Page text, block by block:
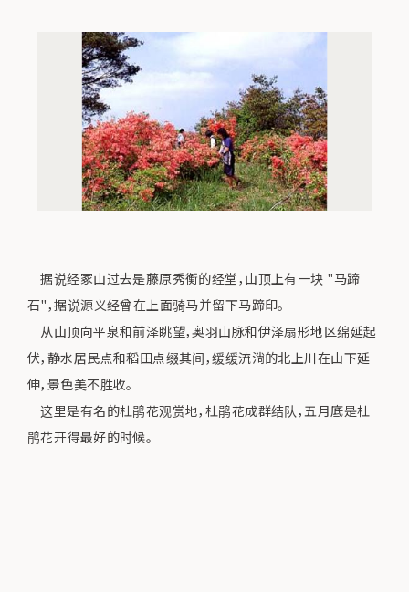
据说经冢山过去是藤原秀衡的经堂，山顶上有一块 "马蹄
石"，据说源义经曾在上面骑马并留下马蹄印。
从山顶向平泉和前泽眺望，奥羽山脉和伊泽扇形地区绵延起
伏，静水居民点和稻田点缀其间，缓缓流淌的北上川在山下延
伸，景色美不胜收。
这里是有名的杜鹃花观赏地，杜鹃花成群结队，五月底是杜
鹃花开得最好的时候。